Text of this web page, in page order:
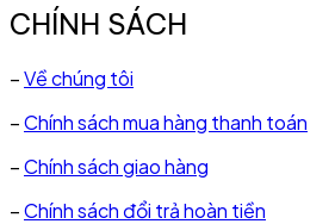
CHÍNH SÁCH
–Về chúng tôi
–Chính sách mua hàng thanh toán
–Chính sách giao hàng
–Chính sách đổi trả hoàn tiền